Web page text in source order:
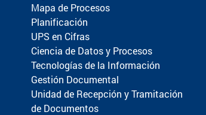
Mapa de Procesos
Planificación
UPS en Cifras
Ciencia de Datos y Procesos
Tecnologías de la Información
Gestión Documental
Unidad de Recepción y Tramitación
de Documentos